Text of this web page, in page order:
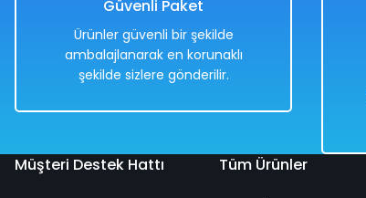
Kargo
Güvenli Paket
Ürünler güvenli bir şekilde
ambalajlanarak en korunaklı
şekilde sizlere gönderilir.
Müşteri Destek Hattı Tüm Ürünler